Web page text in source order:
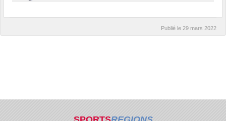
Publié le 29 mars 2022